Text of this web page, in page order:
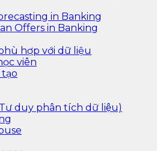
in Banking
Offers in Banking
hợp với dữ liệu
viên
duy phân tích dữ liệu)